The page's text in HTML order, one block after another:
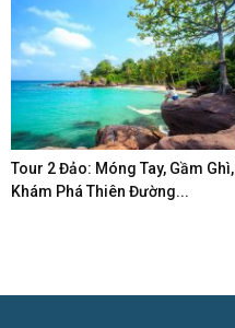
Tour 2 Đảo: Móng Tay, Gầm Ghì,
Khám Phá Thiên Đường...